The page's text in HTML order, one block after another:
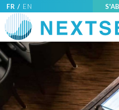
FR / EN